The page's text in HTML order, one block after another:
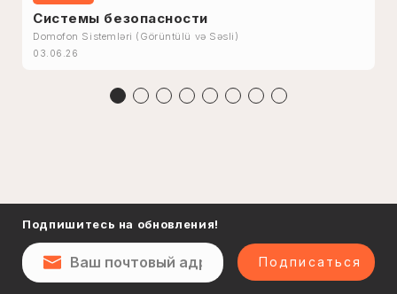
Системы безопасности
Domofon Sistemləri (Görüntülü və Səsli)
03.06.26
Подпишитесь на обновления!
Подписаться